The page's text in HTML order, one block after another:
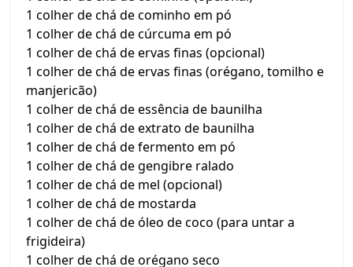
1 colher de chá de cominho em pó
1 colher de chá de cúrcuma em pó
1 colher de chá de ervas finas (opcional)
1 colher de chá de ervas finas (orégano, tomilho e
manjericão)
1 colher de chá de essência de baunilha
1 colher de chá de extrato de baunilha
1 colher de chá de fermento em pó
1 colher de chá de gengibre ralado
1 colher de chá de mel (opcional)
1 colher de chá de mostarda
1 colher de chá de óleo de coco (para untar a
frigideira)
1 colher de chá de orégano seco